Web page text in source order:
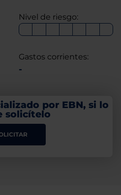
Nivel de riesgo:
Gastos corrientes:
-
por EBN, si lo
solicítelo